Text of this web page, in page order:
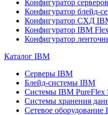
Конфигуратор
Конфигуратор блейд-
Конфигуратор СХД
Конфигуратор IBM
Конфигуратор
Каталог IBM
Серверы IBM
Блейд-системы IBM
Системы IBM PureFlex
Системы хранения
Сетевое оборудование